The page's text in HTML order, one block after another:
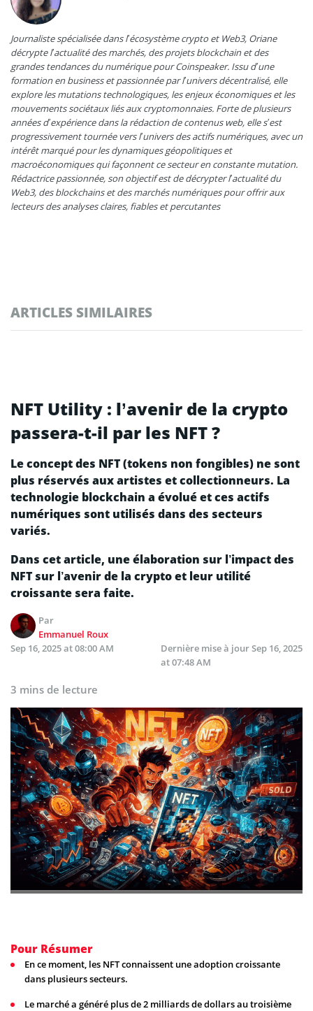
Journaliste spécialisée dans l’écosystème crypto et Web3, Oriane
décrypte l’actualité des marchés, des projets blockchain et des
grandes tendances du numérique pour Coinspeaker. Issu d’une
formation en business et passionnée par l’univers décentralisé, elle
explore les mutations technologiques, les enjeux économiques et les
mouvements sociétaux liés aux cryptomonnaies. Forte de plusieurs
années d’expérience dans la rédaction de contenus web, elle s’est
progressivement tournée vers l’univers des actifs numériques, avec un
intérêt marqué pour les dynamiques géopolitiques et
macroéconomiques qui façonnent ce secteur en constante mutation.
Rédactrice passionnée, son objectif est de décrypter l’actualité du
Web3, des blockchains et des marchés numériques pour offrir aux
lecteurs des analyses claires, fiables et percutantes
ARTICLES SIMILAIRES
NFT Utility : l’avenir de la crypto
passera-t-il par les NFT ?
Le concept des NFT (tokens non fongibles) ne sont
plus réservés aux artistes et collectionneurs. La
technologie blockchain a évolué et ces actifs
numériques sont utilisés dans des secteurs
variés.
Dans cet article, une élaboration sur l’impact des
NFT sur l’avenir de la crypto et leur utilité
croissante sera faite.
Par
Emmanuel Roux
Sep 16, 2025 at 08:00 AM
Dernière mise à jourSep 16, 2025
at 07:48 AM
3 mins de lecture
Pour Résumer
En ce moment, les NFT connaissent une adoption croissante
dans plusieurs secteurs.
Le marché a généré plus de 2 milliards de dollars au troisième